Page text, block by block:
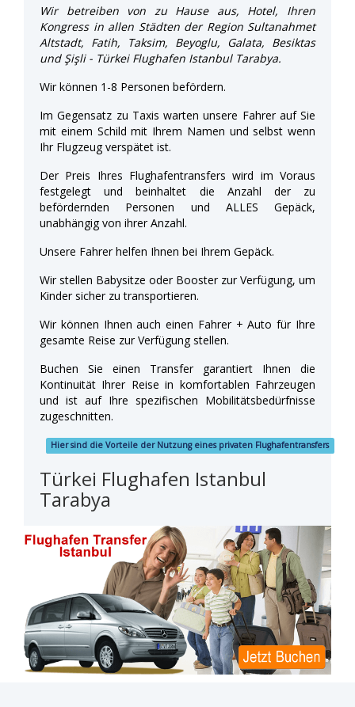
Wir betreiben von zu Hause aus, Hotel, Ihren
Kongress in allen Städten der Region Sultanahmet
Altstadt, Fatih, Taksim, Beyoglu, Galata, Besiktas
und Şişli - Türkei Flughafen Istanbul Tarabya.
Wir können 1-8 Personen befördern.
Im Gegensatz zu Taxis warten unsere Fahrer auf Sie
mit einem Schild mit Ihrem Namen und selbst wenn
Ihr Flugzeug verspätet ist.
Der Preis Ihres Flughafentransfers wird im Voraus
festgelegt und beinhaltet die Anzahl der zu
befördernden Personen und ALLES Gepäck,
unabhängig von ihrer Anzahl.
Unsere Fahrer helfen Ihnen bei Ihrem Gepäck.
Wir stellen Babysitze oder Booster zur Verfügung, um
Kinder sicher zu transportieren.
Wir können Ihnen auch einen Fahrer + Auto für Ihre
gesamte Reise zur Verfügung stellen.
Buchen Sie einen Transfer garantiert Ihnen die
Kontinuität Ihrer Reise in komfortablen Fahrzeugen
und ist auf Ihre spezifischen Mobilitätsbedürfnisse
zugeschnitten.
Hier sind die Vorteile der Nutzung eines privaten Flughafentransfers
Türkei Flughafen Istanbul
Tarabya